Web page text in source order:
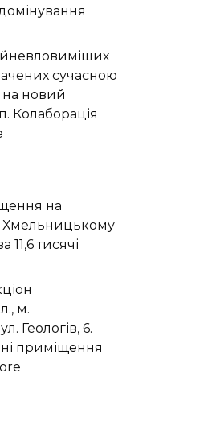
сучасною
новий
Колаборація
у
частинці
X(2370)
глюболу
на
Хмельницькому
11,6 тисячі
м.
Геологів, 6.
приміщення